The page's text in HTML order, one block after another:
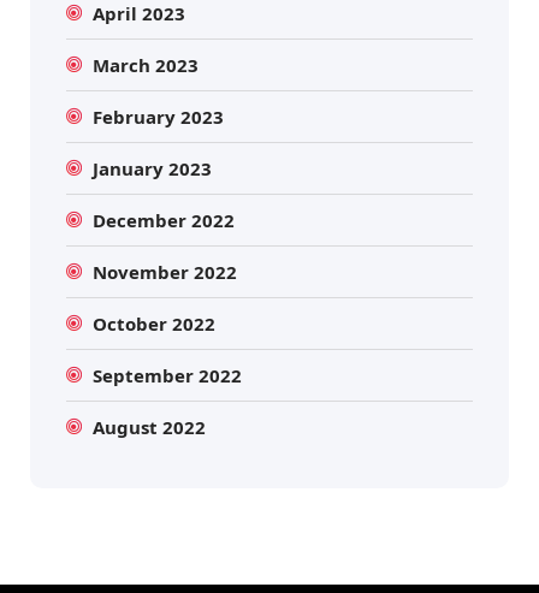
April 2023
March 2023
February 2023
January 2023
December 2022
November 2022
October 2022
September 2022
August 2022